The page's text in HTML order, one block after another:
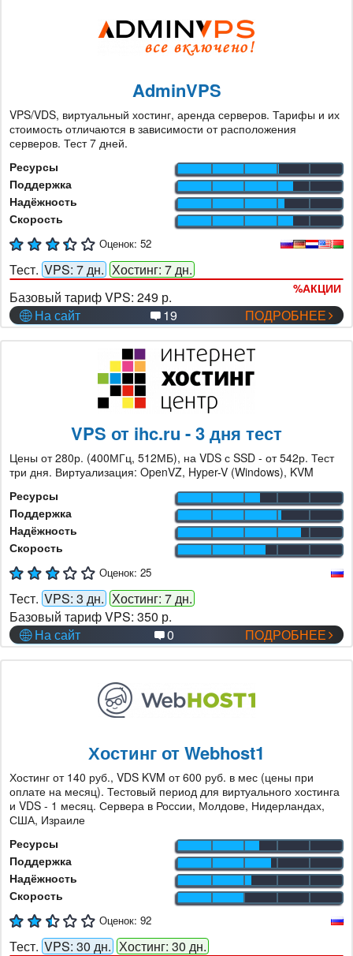
AdminVPS
VPS/VDS, виртуальный хостинг, аренда серверов. Тарифы и их
стоимость отличаются в зависимости от расположения
серверов. Тест 7 дней.
Ресурсы
Поддержка
Надёжность
Скорость
Оценок: 52
Тест. VPS: 7 дн. Хостинг: 7 дн.
АКЦИИ
%
Базовый тариф VPS: 249 р.
На сайт
19 ПОДРОБНЕЕ
VPS от ihc.ru - 3 дня тест
Цены от 280р. (400МГц, 512МБ), на VDS с SSD - от 542р. Тест
три дня. Виртуализация: OpenVZ, Hyper-V (Windows), KVM
Ресурсы
Поддержка
Надёжность
Скорость
Оценок: 25
Тест. VPS: 3 дн. Хостинг: 7 дн.
Базовый тариф VPS: 350 р.
На сайт
0 ПОДРОБНЕЕ
Хостинг от Webhost1
Хостинг от 140 руб., VDS KVM от 600 руб. в мес (цены при
оплате на месяц). Тестовый период для виртуального хостинга
и VDS - 1 месяц. Сервера в России, Молдове, Нидерландах,
США, Израиле
Ресурсы
Поддержка
Надёжность
Скорость
Оценок: 92
Тест. VPS: 30 дн. Хостинг: 30 дн.